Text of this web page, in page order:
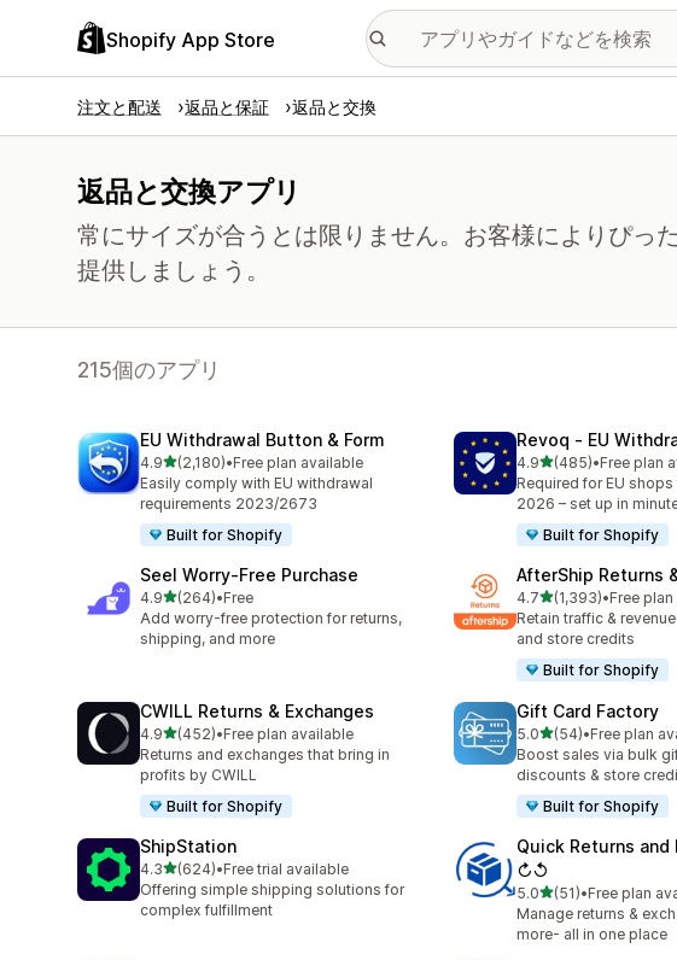
Shopify App Store
注文と配送 返品と保証 返品と交換
返品と交換アプリ
常にサイズが合うとは限りません。お客様によりぴっ
提供しましょう。
215個のアプリ
EU Withdrawal Button & Form
4.95つ星中
(2,180)
合計レビュー数：2180件
•Free plan available
Easily comply with EU withdrawal
requirements 2023/2673
Built for Shopify
Revoq ‑ EU
4.95つ星中
(485)
合計レビュー数：485件
•Free plan
Required for EU
2026 – set up in
Built for Shopify
Seel Worry‑Free Purchase
4.95つ星中
(264)
合計レビュー数：264件
•Free
Add worry-free protection for returns,
shipping, and more
AfterShip Returns
4.75つ星中
(1,393)
合計レビュー数：1393
•Free
Retain traffic &
and store credits
Built for Shopify
CWILL Returns & Exchanges
4.95つ星中
(452)
合計レビュー数：452件
•Free plan available
Returns and exchanges that bring in
profits by CWILL
Built for Shopify
Gift Card Factory
5.05つ星中
(54)
合計レビュー数：54件
•Free plan
Boost sales via bulk
discounts & store
Built for Shopify
ShipStation
4.35つ星中
(624)
合計レビュー数：624件
•Free trial available
Offering simple shipping solutions for
complex fulfillment
Quick Returns and
↻↺
5.05つ星中
(51)
合計レビュー数：51件
•Free plan
Manage returns &
more- all in one place